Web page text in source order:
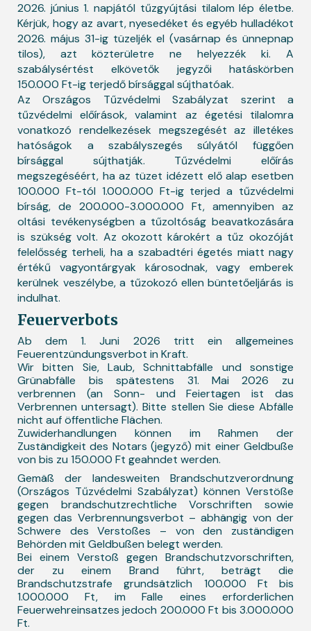
2026. június 1. napjától tűzgyújtási tilalom lép életbe.
Kérjük, hogy az avart, nyesedéket és egyéb hulladékot
2026. május 31-ig tüzeljék el (vasárnap és ünnepnap
tilos), azt közterületre ne helyezzék ki. A
szabálysértést elkövetők jegyzői hatáskörben
150.000 Ft-ig terjedő bírsággal sújthatóak.
Az Országos Tűzvédelmi Szabályzat szerint a
tűzvédelmi előírások, valamint az égetési tilalomra
vonatkozó rendelkezések megszegését az illetékes
hatóságok a szabályszegés súlyától függően
bírsággal sújthatják. Tűzvédelmi előírás
megszegéséért, ha az tüzet idézett elő alap esetben
100.000 Ft-tól 1.000.000 Ft-ig terjed a tűzvédelmi
bírság, de 200.000-3.000.000 Ft, amennyiben az
oltási tevékenységben a tűzoltóság beavatkozására
is szükség volt. Az okozott károkért a tűz okozóját
felelősség terheli, ha a szabadtéri égetés miatt nagy
értékű vagyontárgyak károsodnak, vagy emberek
kerülnek veszélybe, a tűzokozó ellen büntetőeljárás is
indulhat.
Feuerverbots
Ab dem 1. Juni 2026 tritt ein allgemeines
Feuerentzündungsverbot in Kraft.
Wir bitten Sie, Laub, Schnittabfälle und sonstige
Grünabfälle bis spätestens 31. Mai 2026 zu
verbrennen (an Sonn- und Feiertagen ist das
Verbrennen untersagt). Bitte stellen Sie diese Abfälle
nicht auf öffentliche Flächen.
Zuwiderhandlungen können im Rahmen der
Zuständigkeit des Notars (jegyző) mit einer Geldbuße
von bis zu 150.000 Ft geahndet werden.
Gemäß der landesweiten Brandschutzverordnung
(Országos Tűzvédelmi Szabályzat) können Verstöße
gegen brandschutzrechtliche Vorschriften sowie
gegen das Verbrennungsverbot – abhängig von der
Schwere des Verstoßes – von den zuständigen
Behörden mit Geldbußen belegt werden.
Bei einem Verstoß gegen Brandschutzvorschriften,
der zu einem Brand führt, beträgt die
Brandschutzstrafe grundsätzlich 100.000 Ft bis
1.000.000 Ft, im Falle eines erforderlichen
Feuerwehreinsatzes jedoch 200.000 Ft bis 3.000.000
Ft.